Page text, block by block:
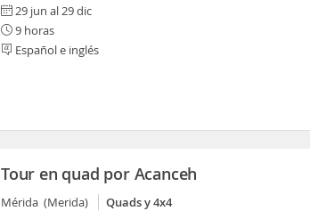
29 jun al 29 dic
9 horas
Español e inglés
Tour en quad por Acanceh
Mérida (Merida)
Quads y 4x4